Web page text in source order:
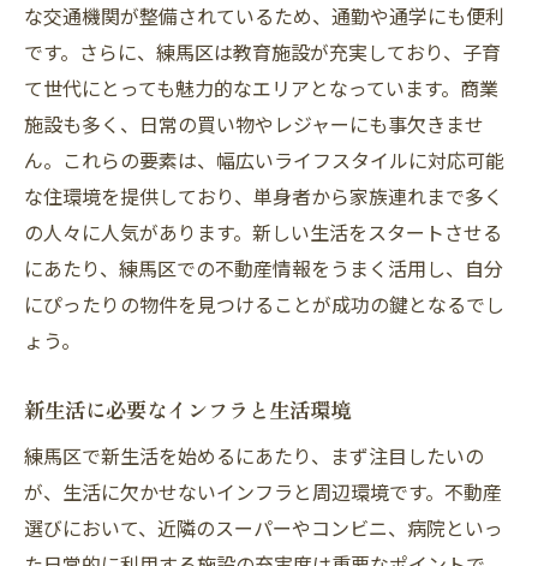
な交通機関が整備されているため、通勤や通学にも便利
です。さらに、練馬区は教育施設が充実しており、子育
て世代にとっても魅力的なエリアとなっています。商業
施設も多く、日常の買い物やレジャーにも事欠きませ
ん。これらの要素は、幅広いライフスタイルに対応可能
な住環境を提供しており、単身者から家族連れまで多く
の人々に人気があります。新しい生活をスタートさせる
にあたり、練馬区での不動産情報をうまく活用し、自分
にぴったりの物件を見つけることが成功の鍵となるでし
ょう。
新生活に必要なインフラと生活環境
練馬区で新生活を始めるにあたり、まず注目したいの
が、生活に欠かせないインフラと周辺環境です。不動産
選びにおいて、近隣のスーパーやコンビニ、病院といっ